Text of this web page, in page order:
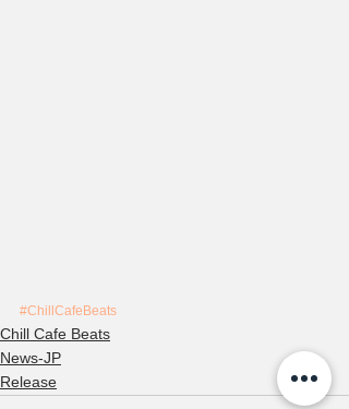
#ChillCafeBeats
Chill Cafe Beats
News-JP
Release